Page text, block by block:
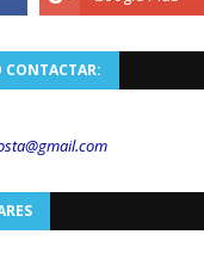
CONTACTAR:
com